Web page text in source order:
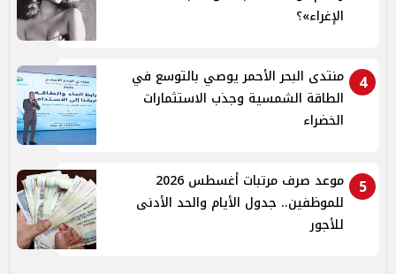
الإغراء»؟
4
منتدى البحر الأحمر يوصي بالتوسع في
الطاقة الشمسية وجذب الاستثمارات
الخضراء
5
موعد صرف مرتبات أغسطس 2026
للموظفين.. جدول الأيام والحد الأدنى
للأجور